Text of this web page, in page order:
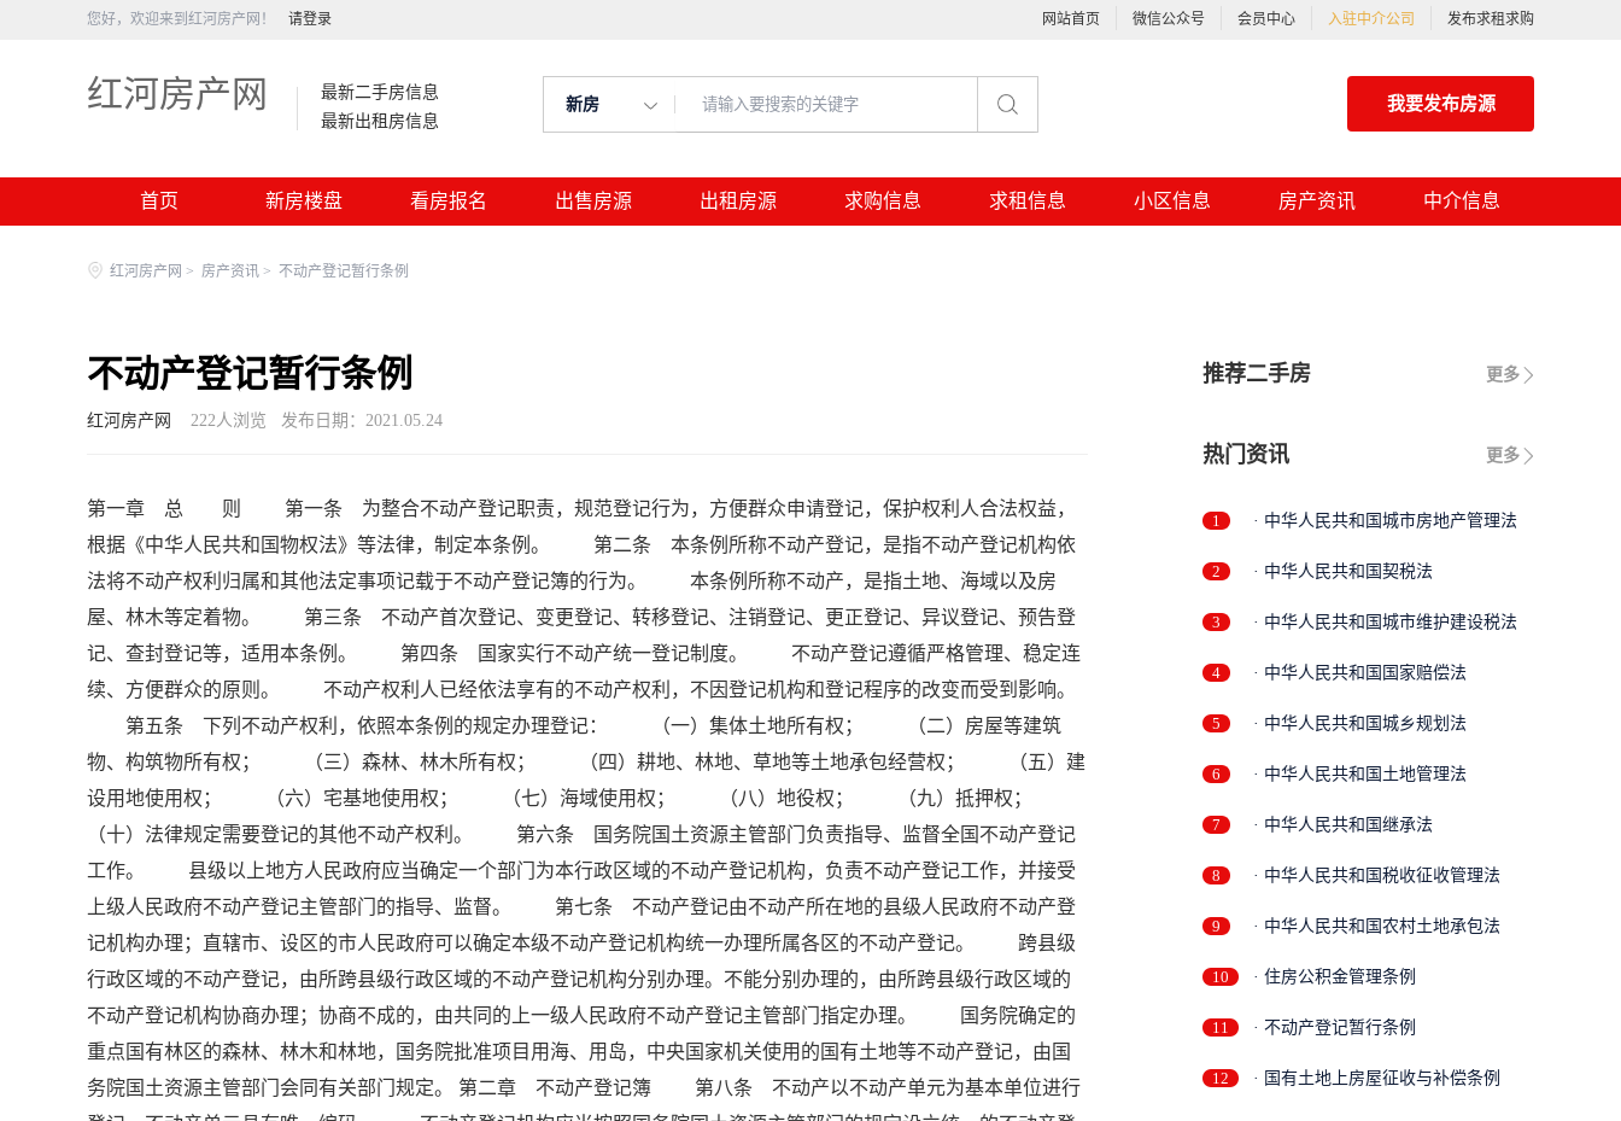
您好，欢迎来到红河房产网！ 请登录 网站首页 微信公众号 会员中心 入驻中介公司 发布求租求购
红河房产网
最新二手房信息
最新出租房信息
新房 我要发布房源
首页 新房楼盘 看房报名 出售房源 出租房源 求购信息 求租信息 小区信息 房产资讯 中介信息
红河房产网 > 房产资讯 > 不动产登记暂行条例
不动产登记暂行条例
红河房产网 222人浏览 发布日期：2021.05.24
第一章 总 则 第一条 为整合不动产登记职责，规范登记行为，方便群众申请登记，保护权利人合法权益，
根据《中华人民共和国物权法》等法律，制定本条例。 第二条 本条例所称不动产登记，是指不动产登记机构依
法将不动产权利归属和其他法定事项记载于不动产登记簿的行为。 本条例所称不动产，是指土地、海域以及房
屋、林木等定着物。 第三条 不动产首次登记、变更登记、转移登记、注销登记、更正登记、异议登记、预告登
记、查封登记等，适用本条例。 第四条 国家实行不动产统一登记制度。 不动产登记遵循严格管理、稳定连
续、方便群众的原则。 不动产权利人已经依法享有的不动产权利，不因登记机构和登记程序的改变而受到影响。
第五条 下列不动产权利，依照本条例的规定办理登记： （一）集体土地所有权； （二）房屋等建筑
物、构筑物所有权； （三）森林、林木所有权； （四）耕地、林地、草地等土地承包经营权； （五）建
设用地使用权； （六）宅基地使用权； （七）海域使用权； （八）地役权； （九）抵押权；
（十）法律规定需要登记的其他不动产权利。 第六条 国务院国土资源主管部门负责指导、监督全国不动产登记
工作。 县级以上地方人民政府应当确定一个部门为本行政区域的不动产登记机构，负责不动产登记工作，并接受
上级人民政府不动产登记主管部门的指导、监督。 第七条 不动产登记由不动产所在地的县级人民政府不动产登
记机构办理；直辖市、设区的市人民政府可以确定本级不动产登记机构统一办理所属各区的不动产登记。 跨县级
行政区域的不动产登记，由所跨县级行政区域的不动产登记机构分别办理。不能分别办理的，由所跨县级行政区域的
不动产登记机构协商办理；协商不成的，由共同的上一级人民政府不动产登记主管部门指定办理。 国务院确定的
重点国有林区的森林、林木和林地，国务院批准项目用海、用岛，中央国家机关使用的国有土地等不动产登记，由国
务院国土资源主管部门会同有关部门规定。 第二章 不动产登记簿 第八条 不动产以不动产单元为基本单位进行
更多
推荐二手房
更多
热门资讯
1 · 中华人民共和国城市房地产管理法
2 · 中华人民共和国契税法
3 · 中华人民共和国城市维护建设税法
4 · 中华人民共和国国家赔偿法
5 · 中华人民共和国城乡规划法
6 · 中华人民共和国土地管理法
7 · 中华人民共和国继承法
8 · 中华人民共和国税收征收管理法
9 · 中华人民共和国农村土地承包法
10 · 住房公积金管理条例
11 · 不动产登记暂行条例
12 · 国有土地上房屋征收与补偿条例